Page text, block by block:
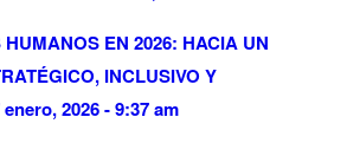
HUMANOS EN 2026: HACIA UN
INCLUSIVO Y
enero, 2026 - 9:37 am